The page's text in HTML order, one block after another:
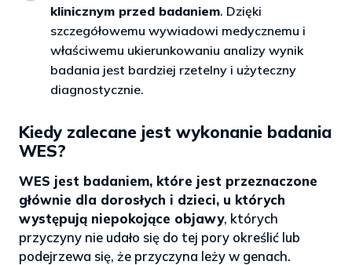
klinicznym przed badaniem. Dzięki
szczegółowemu wywiadowi medycznemu i
właściwemu ukierunkowaniu analizy wynik
badania jest bardziej rzetelny i użyteczny
diagnostycznie.
Kiedy zalecane jest wykonanie badania
WES?
WES jest badaniem, które jest przeznaczone
głównie dla dorosłych i dzieci, u których
występują niepokojące objawy, których
przyczyny nie udało się do tej pory określić lub
podejrzewa się, że przyczyna leży w genach.